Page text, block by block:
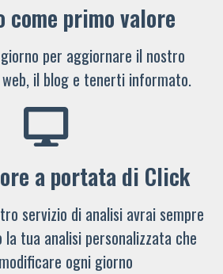
come primo valore
per aggiornare il nostro
il blog e tenerti informato.
a portata di Click
servizio di analisi avrai sempre
tua analisi personalizzata che
ogni giorno